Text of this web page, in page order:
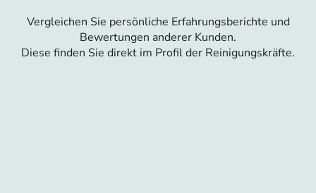
Vergleichen Sie persönliche Erfahrungsberichte und
Bewertungen anderer Kunden.
Diese finden Sie direkt im Profil der Reinigungskräfte.